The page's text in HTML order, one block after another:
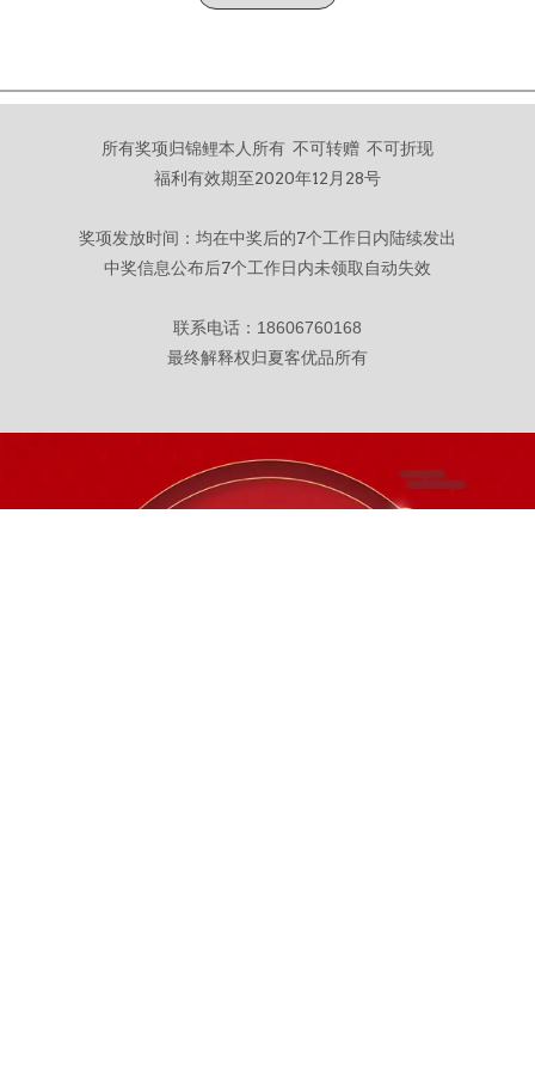
所有奖项归锦鲤本人所有 不可转赠 不可折现
福利有效期至2020年12月28号
奖项发放时间：均在中奖后的7个工作日内陆续发出
中奖信息公布后7个工作日内未领取自动失效
联系电话： 18606760168
最终解释权归夏客优品所有